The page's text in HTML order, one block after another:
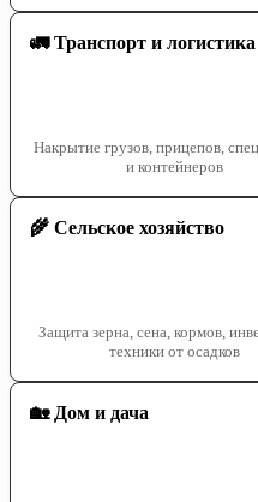
🚛 Транспорт и логистика
Накрытие грузов, прицепов,
и контейнеров
🌾 Сельское хозяйство
Защита зерна, сена, кормов,
техники от осадков
🏡 Дом и дача